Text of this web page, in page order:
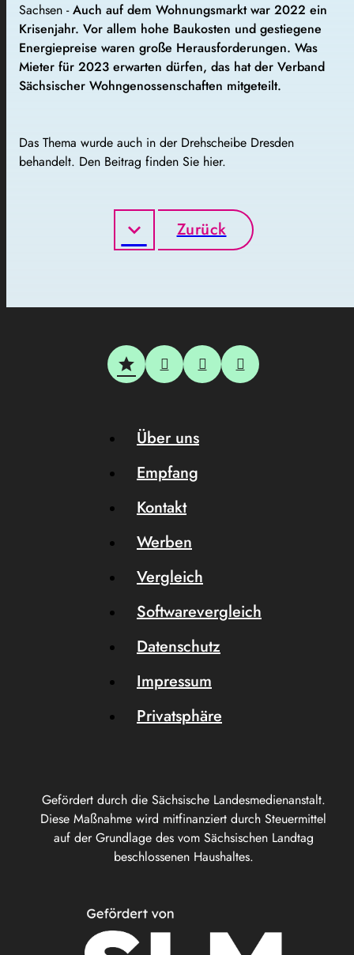
Sachsen -Auch auf dem Wohnungsmarkt war 2022 ein
Krisenjahr. Vor allem hohe Baukosten und gestiegene
Energiepreise waren große Herausforderungen. Was
Mieter für 2023 erwarten dürfen, das hat der Verband
Sächsischer Wohngenossenschaften mitgeteilt.
Das Thema wurde auch in der Drehscheibe Dresden
behandelt. Den Beitrag finden Sie hier.
Zurück
Gefördert durch die Sächsische Landesmedienanstalt.
Diese Maßnahme wird mitfinanziert durch Steuermittel
auf der Grundlage des vom Sächsischen Landtag
beschlossenen Haushaltes.
Über uns
Empfang
Kontakt
Werben
Vergleich
Softwarevergleich
Datenschutz
Impressum
Privatsphäre